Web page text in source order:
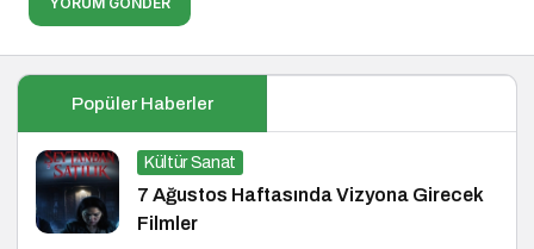
Popüler Haberler
Kültür Sanat
7 Ağustos Haftasında Vizyona Girecek
Filmler